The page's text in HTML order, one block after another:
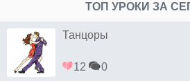
ТОП УРОКИ ЗА
Танцоры
12 0